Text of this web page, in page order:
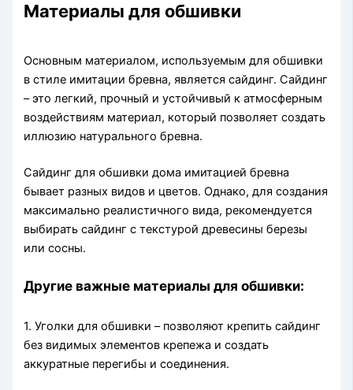
Материалы для обшивки
Основным материалом, используемым для обшивки
в стиле имитации бревна, является сайдинг. Сайдинг
– это легкий, прочный и устойчивый к атмосферным
воздействиям материал, который позволяет создать
иллюзию натурального бревна.
Сайдинг для обшивки дома имитацией бревна
бывает разных видов и цветов. Однако, для создания
максимально реалистичного вида, рекомендуется
выбирать сайдинг с текстурой древесины березы
или сосны.
Другие важные материалы для обшивки:
1. Уголки для обшивки – позволяют крепить сайдинг
без видимых элементов крепежа и создать
аккуратные перегибы и соединения.